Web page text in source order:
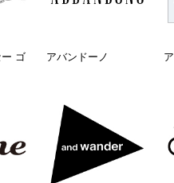
ゴ
アバンドーノ